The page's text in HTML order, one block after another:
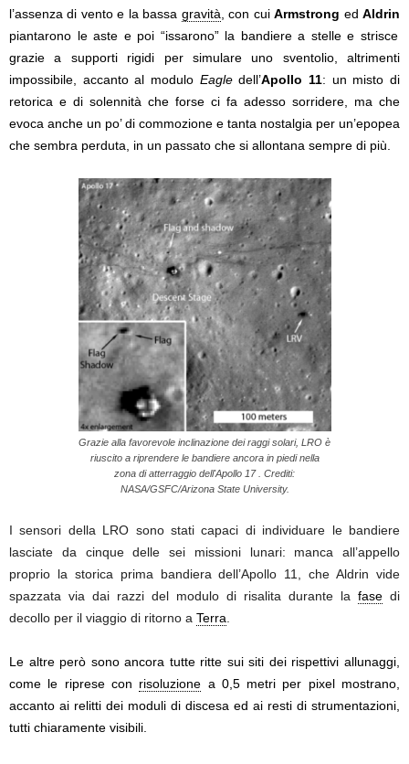
l’assenza di vento e la bassa gravità , con cuiArmstrong edAldrin
piantarono le aste e poi “issarono” la bandiere a stelle e strisce
grazie a supporti rigidi per simulare uno sventolio, altrimenti
impossibile, accanto al modulo Eagledell’Apollo 11: un misto di
retorica e di solennità che forse ci fa adesso sorridere, ma che
evoca anche un po’ di commozione e tanta nostalgia per un’epopea
che sembra perduta, in un passato che si allontana sempre di più.
Grazie alla favorevole inclinazione dei raggi solari, LRO è
riuscito a riprendere le bandiere ancora in piedi nella
zona di atterraggio dell'Apollo 17 . Crediti:
NASA/GSFC/Arizona State University.
I sensori della LRO sono stati capaci di individuare le bandiere
lasciate da cinque delle sei missioni lunari: manca all’appello
proprio la storica prima bandiera dell’Apollo 11, che Aldrin vide
spazzata via dai razzi del modulo di risalita durante la fase di
decollo per il viaggio di ritorno a Terra
Le altre però sono ancora tutte ritte sui siti dei rispettivi allunaggi,
come le riprese con risoluzione a 0,5 metri per pixel mostrano,
accanto ai relitti dei moduli di discesa ed ai resti di strumentazioni,
tutti chiaramente visibili.